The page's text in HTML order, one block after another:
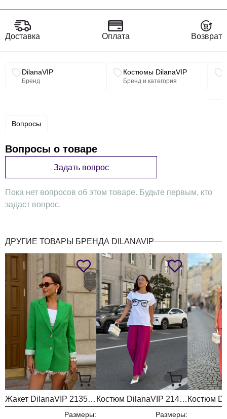
см. Длина рукава блузы составляет 21,5–22,5 см.
Молочный цвет блузы идеально сочетается с яркими
образ.
Доставка Оплата Возврат
Связанные разделы каталога
DilanaVIP
Бренд
Костюмы DilanaVIP
Бренд и категория
Вопросы
Вопросы о товаре
Задать вопрос
Пока нет вопросов об этом товаре. Будьте первым, кто
задаст вопрос.
ДРУГИЕ ТОВАРЫ БРЕНДА DILANAVIP
Жакет DilanaVIP 2135 яблоко
Размеры:
Костюм DilanaVIP 2146 молочный + фуксия
Размеры: